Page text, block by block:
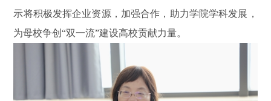
示将积极发挥企业资源，加强合作，助力学院学科发展，
为母校争创“双一流”建设高校贡献力量。